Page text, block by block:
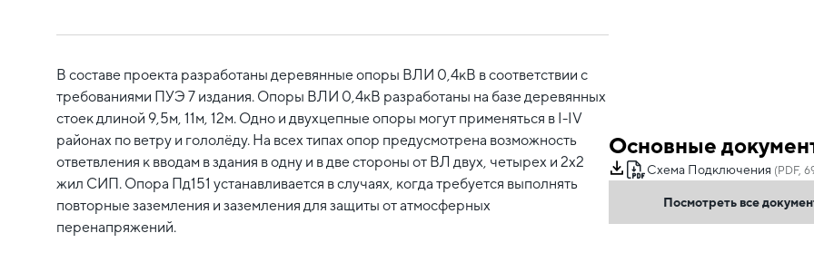
В составе проекта разработаны деревянные опоры ВЛИ 0,4кВ в соответствии с
требованиями ПУЭ 7 издания. Опоры ВЛИ 0,4кВ разработаны на базе деревянных
стоек длиной 9,5м, 11м, 12м. Одно и двухцепные опоры могут применяться в I-IV
районах по ветру и гололёду. На всех типах опор предусмотрена возможность
ответвления к вводам в здания в одну и в две стороны от ВЛ двух, четырех и 2х2
жил СИП. Опора Пд151 устанавливается в случаях, когда требуется выполнять
повторные заземления и заземления для защиты от атмосферных
перенапряжений.
Основные
Схема Подключения (PDF,
Посмотреть все